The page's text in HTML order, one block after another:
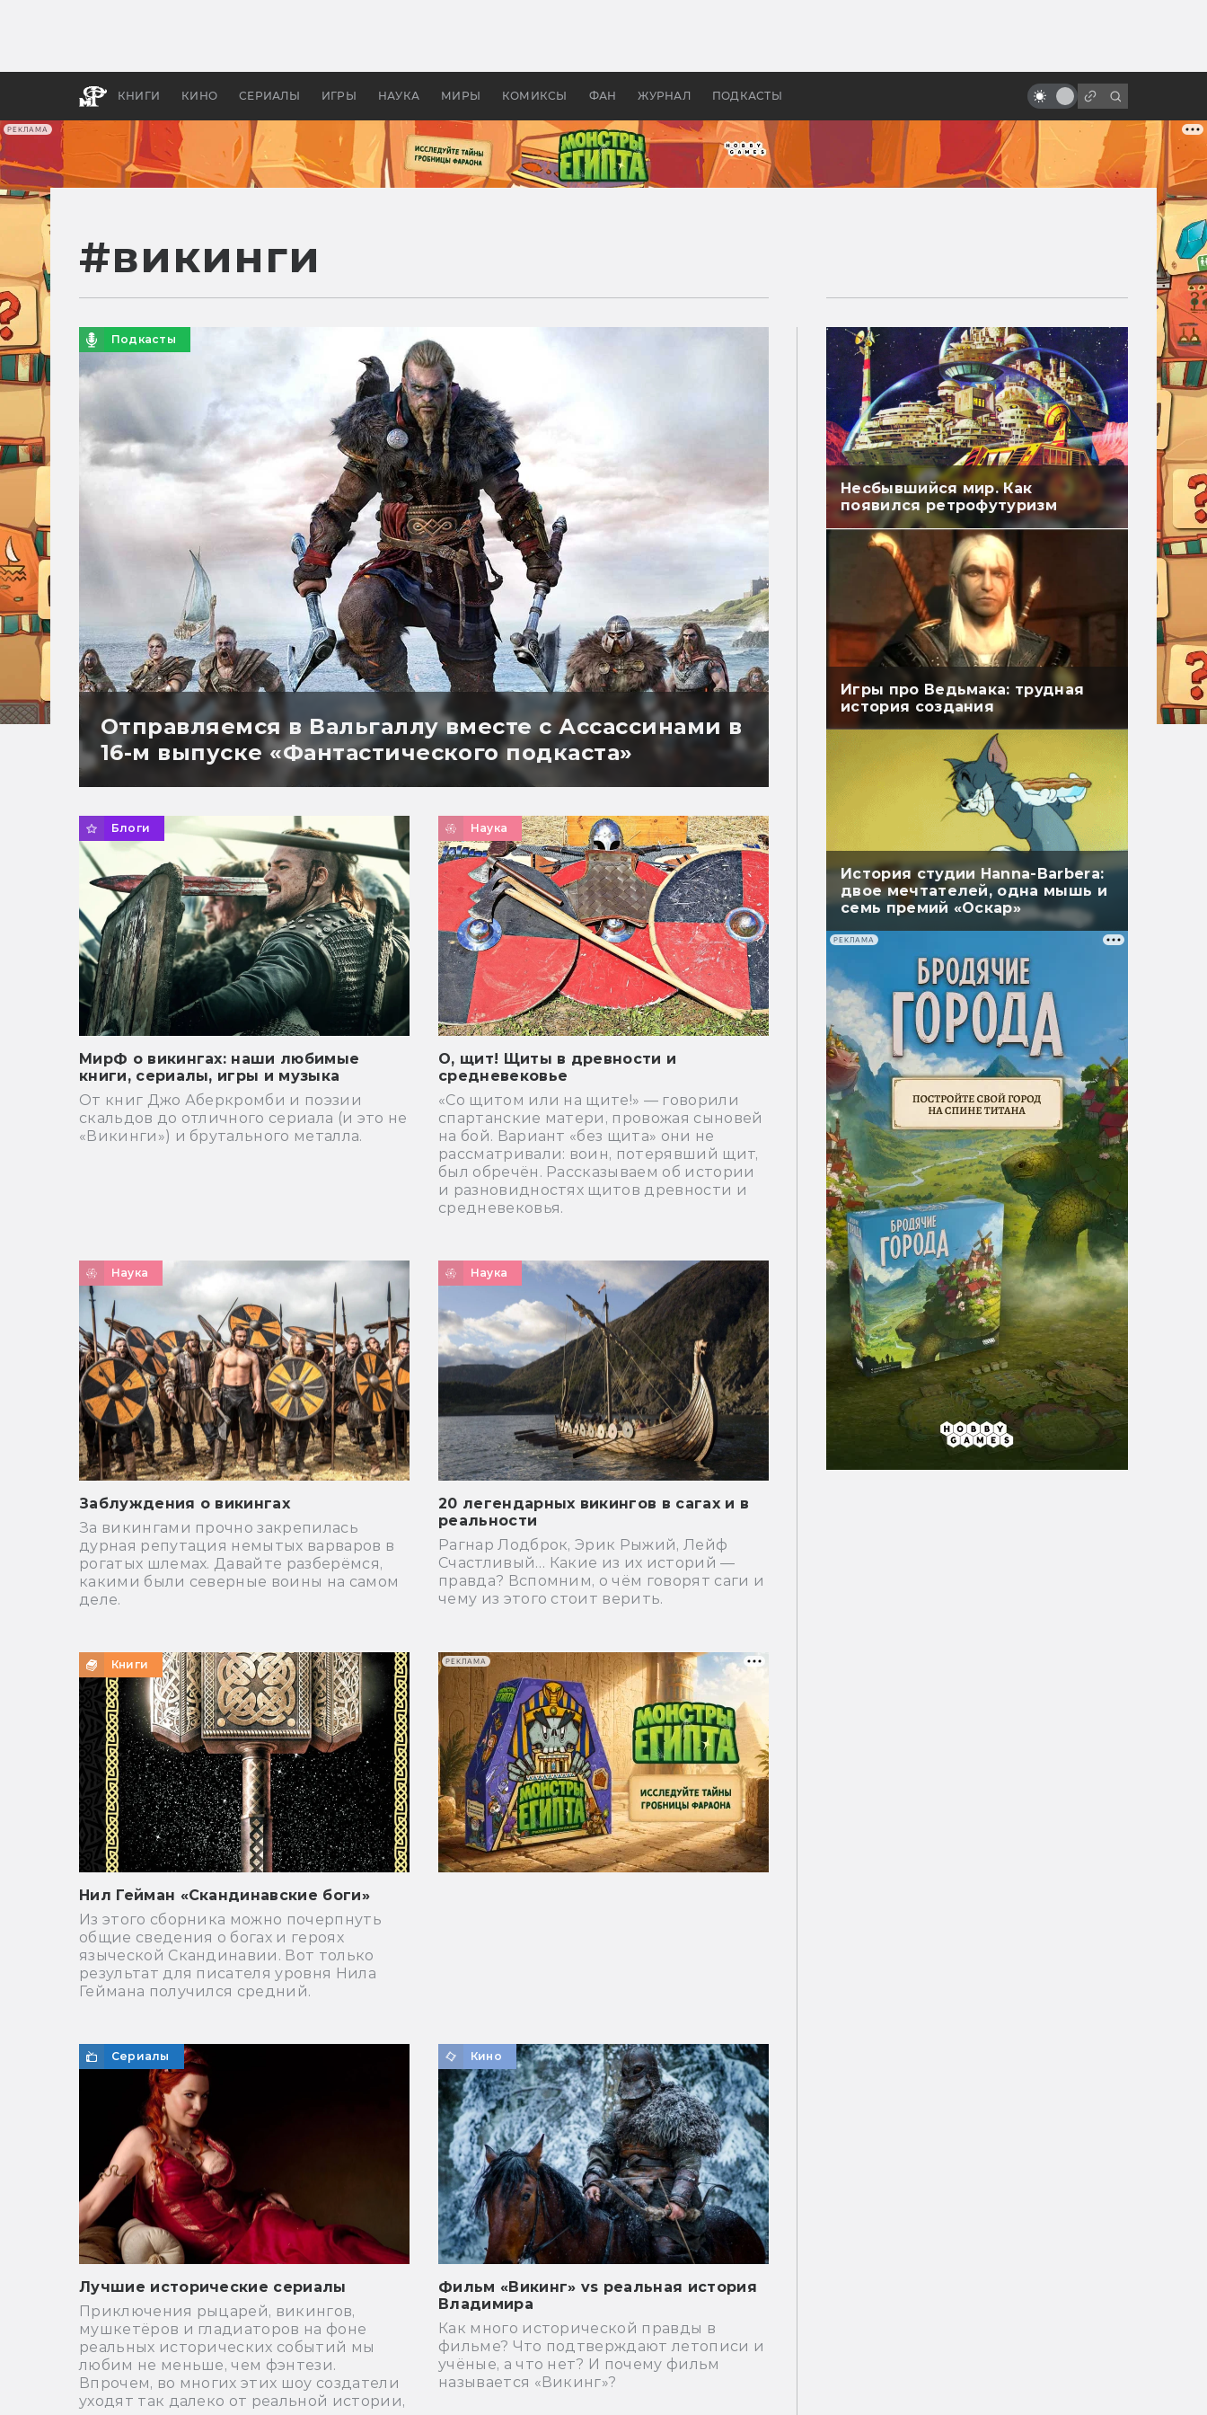
РЕКЛАМА
КНИГИ КИНО СЕРИАЛЫ ИГРЫ НАУКА МИРЫ КОМИКСЫ ФАН ЖУРНАЛ ПОДКАСТЫ
апокалипсис, в России —
бы «Властелина колец»
пришельцем
#викинги
Подкасты
Отправляемся в Вальгаллу вместе с Ассассинами в
16-м выпуске «Фантастического подкаста»
Блоги
МирФ о викингах: наши любимые
книги, сериалы, игры и музыка
От книг Джо Аберкромби и поэзии
скальдов до отличного сериала (и это не
«Викинги») и брутального металла.
Наука
О, щит! Щиты в древности и
средневековье
«Со щитом или на щите!» — говорили
спартанские матери, провожая сыновей
на бой. Вариант «без щита» они не
рассматривали: воин, потерявший щит,
был обречён. Рассказываем об истории
и разновидностях щитов древности и
средневековья.
Наука
Заблуждения о викингах
За викингами прочно закрепилась
дурная репутация немытых варваров в
рогатых шлемах. Давайте разберёмся,
какими были северные воины на самом
деле.
Наука
20 легендарных викингов в сагах и в
реальности
Рагнар Лодброк, Эрик Рыжий, Лейф
Счастливый… Какие из их историй —
правда? Вспомним, о чём говорят саги и
чему из этого стоит верить.
Книги
Нил Гейман «Скандинавские боги»
Из этого сборника можно почерпнуть
общие сведения о богах и героях
языческой Скандинавии. Вот только
результат для писателя уровня Нила
Геймана получился средний.
Сериалы
Лучшие исторические сериалы
Приключения рыцарей, викингов,
мушкетёров и гладиаторов на фоне
реальных исторических событий мы
любим не меньше, чем фэнтези.
Впрочем, во многих этих шоу создатели
уходят так далеко от реальной истории,
Кино
Фильм «Викинг» vs реальная история
Владимира
Как много исторической правды в
фильме? Что подтверждают летописи и
учёные, а что нет? И почему фильм
называется «Викинг»?
РЕКЛАМА
Несбывшийся мир. Как
появился ретрофутуризм
Игры про Ведьмака: трудная
история создания
История студии Hanna-Barbera:
двое мечтателей, одна мышь и
семь премий «Оскар»
РЕКЛАМА